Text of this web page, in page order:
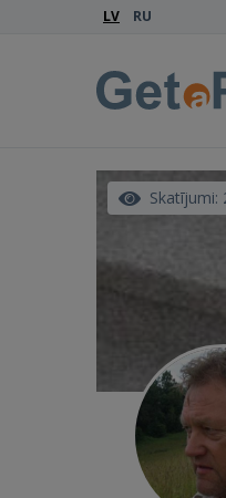
LV RU
Skatījumi: